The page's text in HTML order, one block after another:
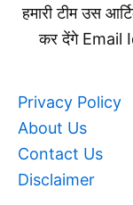
हमारी टीम उस
कर देंगे Email
Privacy Policy
About Us
Contact Us
Disclaimer